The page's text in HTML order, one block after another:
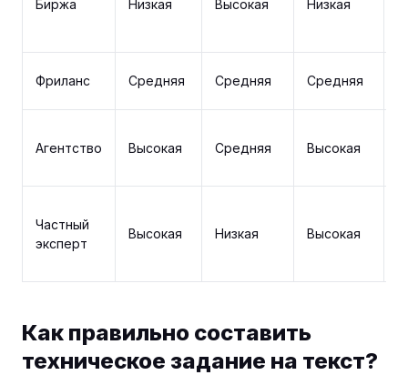
Биржа Низкая Высокая Низкая
Фриланс Средняя Средняя Средняя
Агентство Высокая Средняя Высокая
Частный
эксперт
Высокая Низкая Высокая
Как правильно составить
техническое задание на текст?